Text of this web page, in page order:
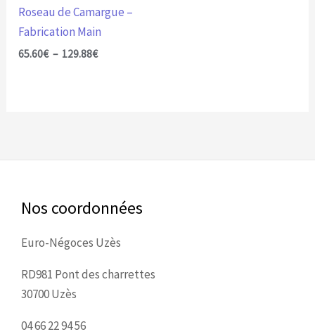
Roseau de Camargue –
Fabrication Main
65.60€ – 129.88€
choisies
sur
la
Nos coordonnées
Euro-Négoces Uzès
RD981 Pont des charrettes
30700 Uzès
04 66 22 94 56